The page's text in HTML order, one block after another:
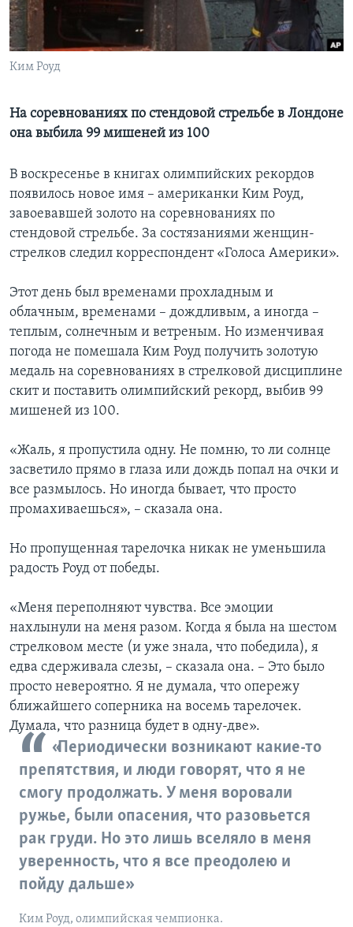
Learning English
СОЦИАЛЬНЫЕ СЕТИ
Ким Роуд
На соревнованиях по стендовой стрельбе в Лондоне
она выбила 99 мишеней из 100
В воскресенье в книгах олимпийских рекордов
появилось новое имя – американки Ким Роуд,
завоевавшей золото на соревнованиях по
стендовой стрельбе. За состязаниями женщин-
стрелков следил корреспондент «Голоса Америки».
Этот день был временами прохладным и
облачным, временами – дождливым, а иногда –
теплым, солнечным и ветреным. Но изменчивая
погода не помешала Ким Роуд получить золотую
медаль на соревнованиях в стрелковой дисциплине
скит и поставить олимпийский рекорд, выбив 99
мишеней из 100.
«Жаль, я пропустила одну. Не помню, то ли солнце
засветило прямо в глаза или дождь попал на очки и
все размылось. Но иногда бывает, что просто
промахиваешься», – сказала она.
Но пропущенная тарелочка никак не уменьшила
радость Роуд от победы.
«Меня переполняют чувства. Все эмоции
нахлынули на меня разом. Когда я была на шестом
стрелковом месте (и уже знала, что победила), я
едва сдерживала слезы, – сказала она. – Это было
просто невероятно. Я не думала, что опережу
ближайшего соперника на восемь тарелочек.
Думала, что разница будет в одну-две».
«Периодически возникают какие-то
препятствия, и люди говорят, что я не
смогу продолжать. У меня воровали
ружье, были опасения, что разовьется
рак груди. Но это лишь вселяло в меня
уверенность, что я все преодолею и
пойду дальше»
Ким Роуд, олимпийская чемпионка.